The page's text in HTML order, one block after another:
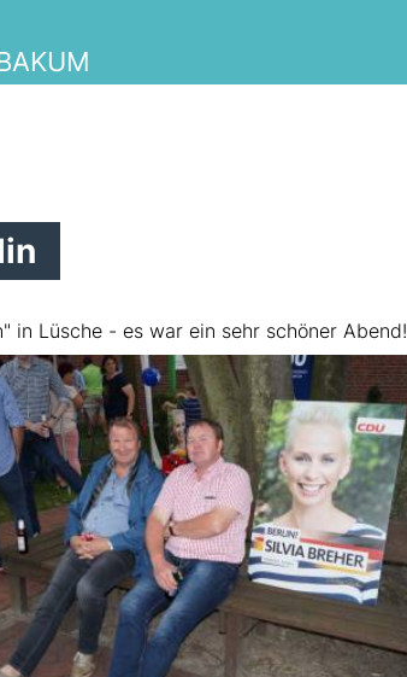
in Lüsche - es war ein sehr schöner Abend!